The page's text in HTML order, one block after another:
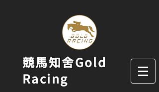
競馬知舍Gold
Racing